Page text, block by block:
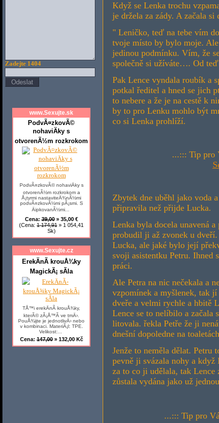
Když se Lenka trochu
je držela za zády. A začala
" Leničko, teď na tebe vím
tvoje místo by bylo moje.
jedinou podmínku. Vím, že
společně si užíváte…. Od
Pak Lence vyndala roubík a
potkal ředitel a hned se jich
to nebere a že je na cestě k
by to pro Lenku mohlo být
co si Lenka prohlíží.
...::: Tip pro
Zbytek dne uběhl jako voda
připravila než přijde Lucka.
Lenka byla docela unavená
probudil ji až zvonek u
Lucka, ale jaké bylo její
svoji asistentku Petru. Ihned
práci.
Ale Petra na nic nečekala a
vzpomínek a myšlenek, tak
dveře a velmi rychle a hbitě
Lence se to nelíbilo a začala
litovala. řekla Petře že ji
dnešní dopoledne na
Jenže to neměla dělat. Petru
pevně ji svázala nohy a
za to co ji udělala, tak Lence
zůstala vydána jako už
...::: Tip pro
Zadejte 1404
www.Sexujte.sk
PodvÃ¤zkovÃ©
nohaviÄky s
otvorenÃ½m rozkrokom
PodvÃ¤zkovÃ© nohaviÄky s
otvorenÃ½m rozkrokom a
Å¡tyrmi nastaviteÄ¾nÃ½mi
podvÃ¤zkovÃ½mi pÃ¡smi. S
ÄipkovanÃ½mi...
Cena:39,00» 35,00 €
(Cena: 1 174,91 » 1 054,41
Sk)
www.Sexujte.cz
ErekÄnÃ­ krouÅ¾ky
MagickÃ¡ sÃ­la
TÅ™i erekÄnÃ­ krouÅ¾ky,
kterÃ© zÃ¡Å™Ã­ ve tmÄ›.
PouÅ¾ijte je jednotlivÄ› nebo
v kombinaci. MateriÃ¡l: TPE.
Velikost:...
Cena:147,00» 132,00 Kč